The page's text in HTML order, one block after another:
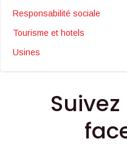
Responsabilité sociale
Tourisme et hotels
Usines